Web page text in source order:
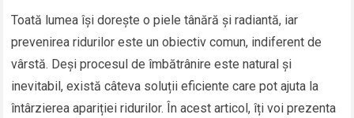
Toată lumea își dorește o piele tânără și radiantă, iar
prevenirea ridurilor este un obiectiv comun, indiferent de
vârstă. Deși procesul de îmbătrânire este natural și
inevitabil, există câteva soluții eficiente care pot ajuta la
întârzierea apariției ridurilor. În acest articol, îți voi prezenta